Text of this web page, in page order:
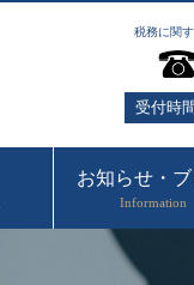
税務に関
受付時間
お知らせ・
Information